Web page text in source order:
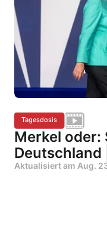
Tagesdosis
Merkel oder:
Deutschland
Aktualisiert am Aug.